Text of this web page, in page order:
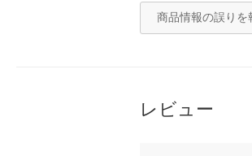
商品情報の誤りを
レビュー